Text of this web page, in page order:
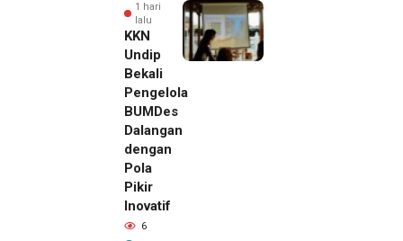
1 hari
lalu
KKN
Undip
Bekali
Pengelola
BUMDes
Dalangan
dengan
Pola
Pikir
Inovatif
6
Pemilik